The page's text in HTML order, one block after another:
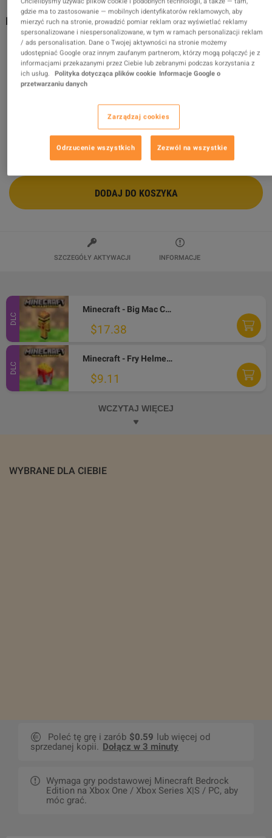
Minecraft - Zombie Hamburglar Skin DLC XBOX One /
Xbox Series X|S / PC CD Key
Sprzedawca Peenwing
100% ocen z 1509 jest znakomitych!
2 WIĘCEJ OFERT DOSTĘPNYCH OD $11.86
DODAJ DO KOSZYKA
SZCZEGÓŁY AKTYWACJI INFORMACJE
DLC
Minecraft - Big Mac Crystal Skin DLC XBOX One / Xbox Series X|S / PC CD Key
$17.38
DLC
Minecraft - Fry Helmet Skin DLC XBOX One / Xbox Series X|S / PC CD Key
$9.11
WCZYTAJ WIĘCEJ
WYBRANE DLA CIEBIE
Poleć tę grę i zarób $0.59 lub więcej od
sprzedanej kopii. Dołącz w 3 minuty
Wymaga gry podstawowej Minecraft Bedrock
Edition na Xbox One / Xbox Series X|S / PC, aby
móc grać.
gdzie ma to zastosowanie — mobilnych identyfikatorów reklamowych, aby
mierzyć ruch na stronie, prowadzić pomiar reklam oraz wyświetlać reklamy
spersonalizowane i niespersonalizowane, w tym w ramach personalizacji reklam
/ ads personalisation. Dane o Twojej aktywności na stronie możemy
udostępniać Google oraz innym zaufanym partnerom, którzy mogą połączyć je z
informacjami przekazanymi przez Ciebie lub zebranymi podczas korzystania z
ich usług.
Polityka dotycząca plików cookie Informacje Google o
przetwarzaniu danych
Zarządzaj cookies
Odrzucenie wszystkich Zezwól na wszystkie